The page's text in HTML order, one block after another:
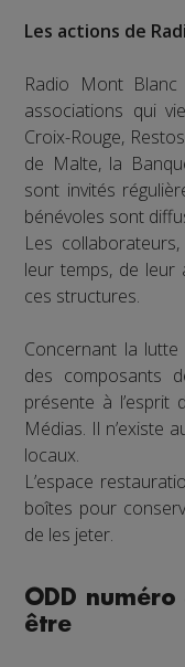
Les actions de
Radio Mont
associations qui
Croix-Rouge,
de Malte, la
sont invités
bénévoles sont
Les
leur temps, de
ces structures.
Concernant la lutte
des composants
présente à l’esprit
Médias. Il n’existe
locaux.
L’espace
boîtes pour
de les jeter.
ODD
être